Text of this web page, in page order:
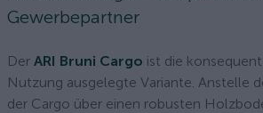
Gewerbepartner
Der ARI Bruni Cargo ist die
Nutzung ausgelegte Variante. Anstelle
der Cargo über einen robusten